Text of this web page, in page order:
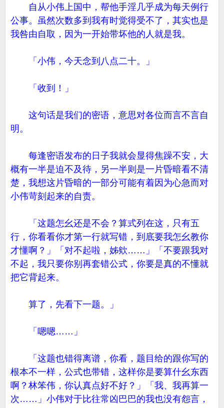
自从小伟上国中，帮他手淫几乎成为每天例行
公事。虽然次数多到我有时觉得受不了，其实也是
我咎由自取，因为一开始带坏他的人就是我。
「小伟，今天念到八点二十。」
「收到！」
这句话是我们的密语，意思对各位而言不言自
明。
每逢密语发布的日子我就会显得焦躁不安，大
概有一半是迫不及待，另一半则是一片昏暗看不清
楚，我想这片昏暗的一部分可能有着因为心急而对
小伟苛刻起来的自责。
「这题怎幺还是不会？算式列在这，只有五
行，你看看你才第一行就写错，到底要我怎幺教你
才懂啊？」「对不起啦，姊欸……」「不要跟我对
不起，我只要你别再套错公式，你要是真的不懂就
把它背起来。
算了，先看下一题。」
「嗯嗯……」
「这题也错得离谱，你看，题目给的跟你写的
根本不一样，公式也带错，这样你是要算什幺东西
啊？林笨伟，你认真点好不好？」「我、我再算一
次……」小伟对于比往常凶巴巴的我也没有怨言，